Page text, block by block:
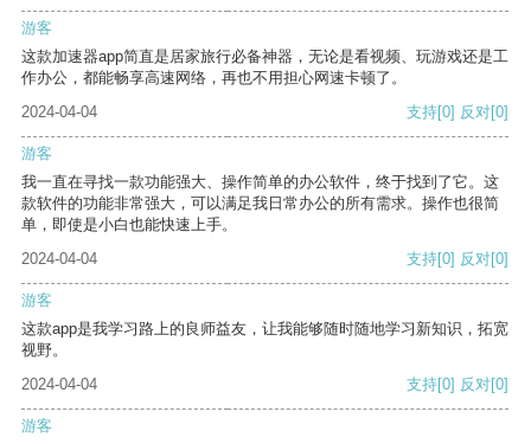
游客
这款加速器app简直是居家旅行必备神器，无论是看视频、玩游戏还是工
作办公，都能畅享高速网络，再也不用担心网速卡顿了。
2024-04-04
支持[0] 反对[0]
游客
我一直在寻找一款功能强大、操作简单的办公软件，终于找到了它。这
款软件的功能非常强大，可以满足我日常办公的所有需求。操作也很简
单，即使是小白也能快速上手。
2024-04-04
支持[0] 反对[0]
游客
这款app是我学习路上的良师益友，让我能够随时随地学习新知识，拓宽
视野。
2024-04-04
支持[0] 反对[0]
游客